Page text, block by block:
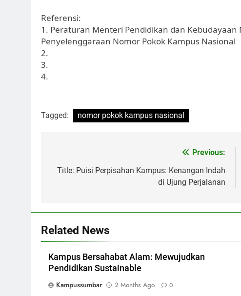
Referensi:
1. Peraturan Menteri Pendidikan dan
Penyelenggaraan Nomor Pokok Kampus Nasional
2.
3.
4.
Tagged: nomor pokok kampus nasional
navigation
Previous:
Title: Puisi Perpisahan Kampus: Kenangan Indah
di Ujung Perjalanan
Related News
Kampus Bersahabat Alam: Mewujudkan
Pendidikan Sustainable
Kampussumbar
2 Months Ago 0